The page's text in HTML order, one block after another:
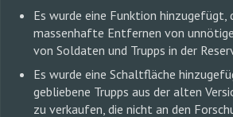
Es wurde eine Funktion hinzugefügt,
massenhafte Entfernen von
von Soldaten und Trupps in der
Es wurde eine Schaltfläche
gebliebene Trupps aus der alten
zu verkaufen, die nicht an den